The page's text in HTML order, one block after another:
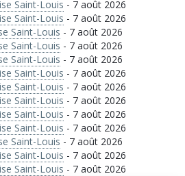
Saint-Louis - 7 août 2026
Saint-Louis - 7 août 2026
Saint-Louis - 7 août 2026
Saint-Louis - 7 août 2026
Saint-Louis - 7 août 2026
Saint-Louis - 7 août 2026
Saint-Louis - 7 août 2026
Saint-Louis - 7 août 2026
Saint-Louis - 7 août 2026
Saint-Louis - 7 août 2026
Saint-Louis - 7 août 2026
Saint-Louis - 7 août 2026
Saint-Louis - 7 août 2026